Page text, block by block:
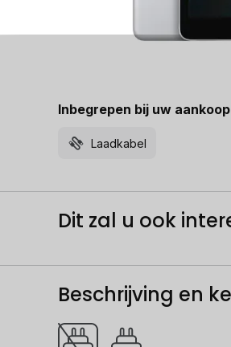
Inbegrepen bij uw aankoop
Laadkabel
Dit zal u ook
Beschrijving en